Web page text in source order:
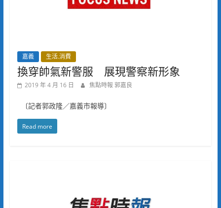
嘉義 生活.消費
換穿帥氣新警服 展現警察新形象
2019 年 4 月 16 日 焦點時報 郭嘉良
〔記者郭政隆／嘉義市報導〕
Read more